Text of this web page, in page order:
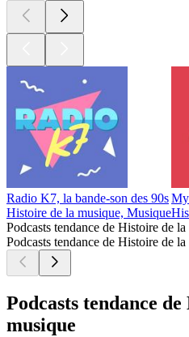
Radio K7, la bande-son des 90s
Histoire de la musique, Musique
Podcasts tendance de Histoire de
Podcasts tendance de Histoire de
Podcasts tendance
musique